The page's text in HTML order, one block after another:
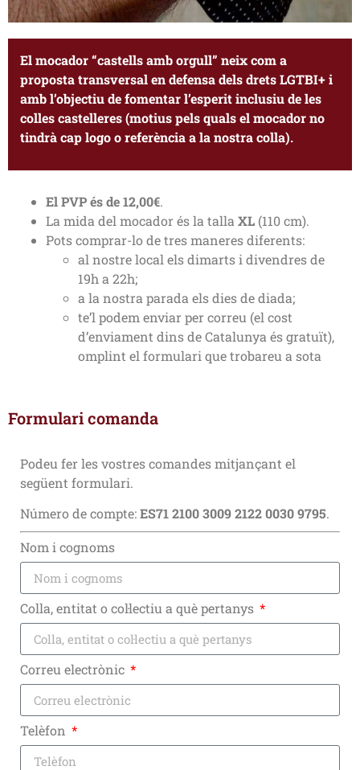
El mocador “castells amb orgull” neix com a
proposta transversal en defensa dels drets LGTBI+ i
amb l’objectiu de fomentar l’esperit inclusiu de les
colles castelleres (motius pels quals el mocador no
tindrà cap logo o referència a la nostra colla).
El PVP és de 12,00€.
La mida del mocador és la talla XL (110 cm).
Pots comprar-lo de tres maneres diferents:
al nostre local els dimarts i divendres de
19h a 22h;
a la nostra parada els dies de diada;
te’l podem enviar per correu (el cost
d’enviament dins de Catalunya és gratuït),
omplint el formulari que trobareu a sota
Formulari comanda
Podeu fer les vostres comandes mitjançant el
següent formulari.
Número de compte:ES71 2100 3009 2122 0030 9795.
Nom i cognoms
Colla, entitat o col·lectiu a què pertanys
Correu electrònic
Telèfon